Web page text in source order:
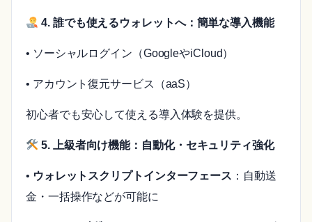
4. 誰でも使えるウォレットへ：簡単な導入機能
• ソーシャルログイン（GoogleやiCloud）
• アカウント復元サービス（aaS）
初心者でも安心して使える導入体験を提供。
5. 上級者向け機能：自動化・セキュリティ強化
• ウォレットスクリプトインターフェース ：自動送
金・一括操作などが可能に